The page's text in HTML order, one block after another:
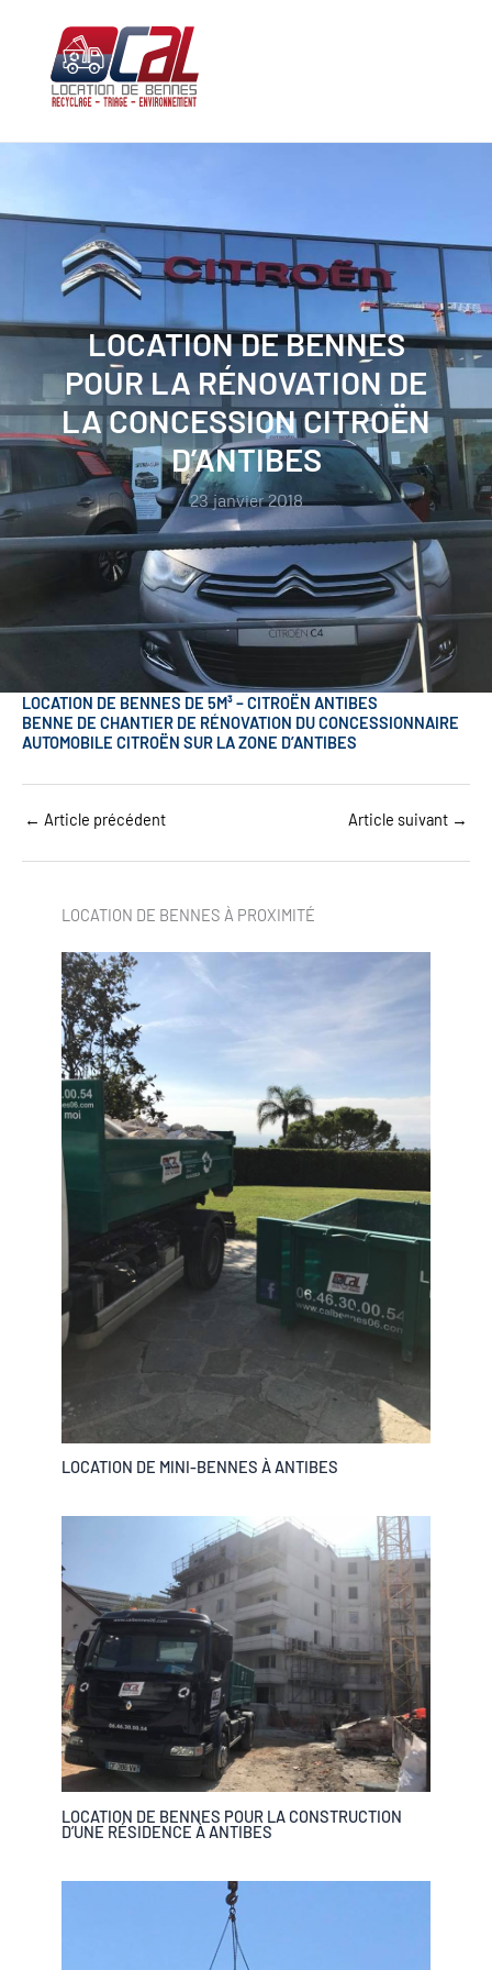
contenu
LOCATION DE BENNES
POUR LA RÉNOVATION DE
LA CONCESSION CITROËN
D’ANTIBES
23 janvier 2018
LOCATION DE BENNES DE 5M³ – CITROËN ANTIBES
BENNE DE CHANTIER DE RÉNOVATION DU CONCESSIONNAIRE
AUTOMOBILE CITROËN SUR LA ZONE D’ANTIBES
← Article précédent Article suivant →
LOCATION DE BENNES À PROXIMITÉ
LOCATION DE MINI-BENNES À ANTIBES
LOCATION DE BENNES POUR LA CONSTRUCTION
D’UNE RÉSIDENCE À ANTIBES